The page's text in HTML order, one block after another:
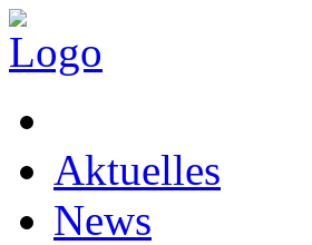
Aktuelles
News